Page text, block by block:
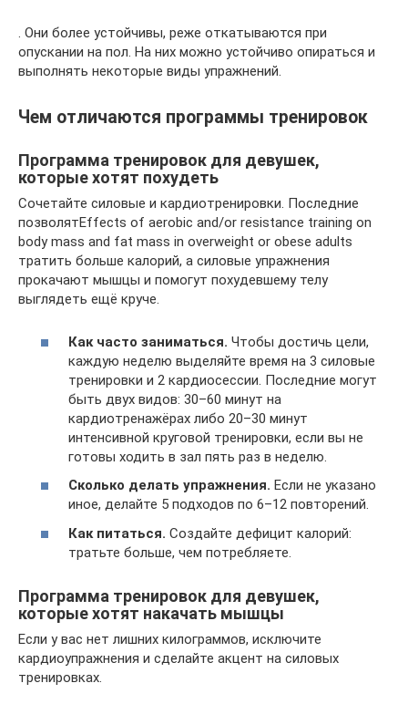
. Они более устойчивы, реже откатываются при
опускании на пол. На них можно устойчиво опираться и
выполнять некоторые виды упражнений.
Чем отличаются программы тренировок
Программа тренировок для девушек,
которые хотят похудеть
Сочетайте силовые и кардиотренировки. Последние
позволятEffects of aerobic and/or resistance training on
body mass and fat mass in overweight or obese adults
тратить больше калорий, а силовые упражнения
прокачают мышцы и помогут похудевшему телу
выглядеть ещё круче.
Как часто заниматься. Чтобы достичь цели,
каждую неделю выделяйте время на 3 силовые
тренировки и 2 кардиосессии. Последние могут
быть двух видов: 30–60 минут на
кардиотренажёрах либо 20–30 минут
интенсивной круговой тренировки, если вы не
готовы ходить в зал пять раз в неделю.
Сколько делать упражнения. Если не указано
иное, делайте 5 подходов по 6–12 повторений.
Как питаться. Создайте дефицит калорий:
тратьте больше, чем потребляете.
Программа тренировок для девушек,
которые хотят накачать мышцы
Если у вас нет лишних килограммов, исключите
кардиоупражнения и сделайте акцент на силовых
тренировках.